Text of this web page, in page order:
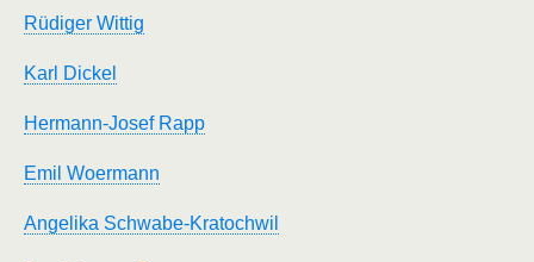
Rüdiger Wittig
Karl Dickel
Hermann-Josef Rapp
Emil Woermann
Angelika Schwabe-Kratochwil